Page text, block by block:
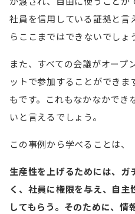
社員を信用している証拠と言
らここまではできないでしょ
また、すべての会議がオープ
ットで参加することができま
もです。これもなかなかでき
いと言えるでしょう。
この事例から学べることは、
生産性を上げるためには、ガ
く、社員に権限を与え、自主
してもらう。 そのために、情